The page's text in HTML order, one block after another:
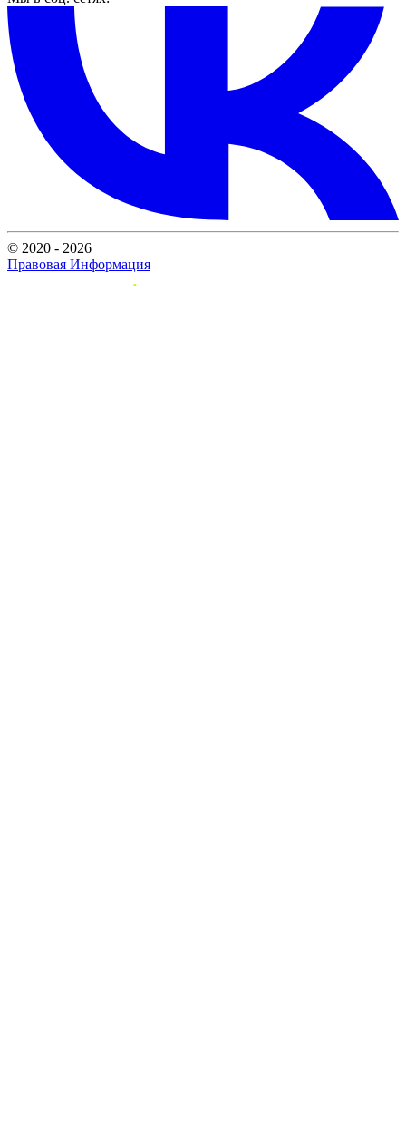
© 2020 - 2026
Правовая Информация